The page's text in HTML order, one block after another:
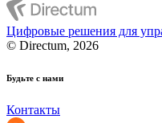
Цифровые решения для
© Directum, 2026
Будьте с нами
Контакты